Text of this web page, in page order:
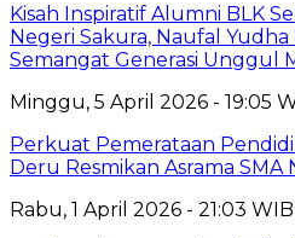
Kisah Inspiratif Alumni BLK
Negeri Sakura, Naufal
Semangat Generasi Unggul
Minggu, 5 April 2026 - 19:05
Perkuat Pemerataan
Deru Resmikan Asrama
Rabu, 1 April 2026 - 21:03 WIB